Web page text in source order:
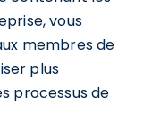
vous
membres de
plus
processus de